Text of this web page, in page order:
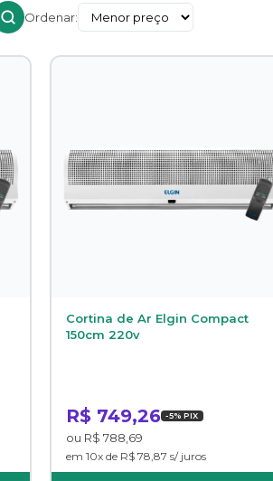
Ordenar:
Cortina de Ar Elgin Compact
150cm 220v
R$ 749,26 -5% PIX
ou R$ 788,69
em 10x de R$ 78,87 s/ juros